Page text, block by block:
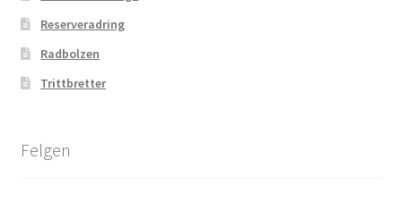
Reserveradring
Radbolzen
Trittbretter
Felgen